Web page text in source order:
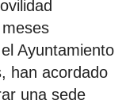
Ayuntamiento
han acordado
una sede